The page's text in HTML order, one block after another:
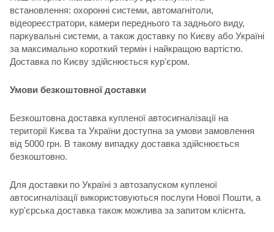
встановлення: охоронні системи, автомагнітоли,
відеореєстратори, камери переднього та заднього виду,
паркувальні системи, а також доставку по Києву або Україні
за максимально короткий термін і найкращою вартістю.
Доставка по Києву здійснюється кур'єром.
Умови безкоштовної доставки
Безкоштовна доставка купленої автосигналізації на
території Києва та України доступна за умови замовлення
від 5000 грн. В такому випадку доставка здійснюється
безкоштовно.
Для доставки по Україні з автозапуском купленої
автосигналізації використовуються послуги Нової Пошти, а
кур'єрська доставка також можлива за запитом клієнта.